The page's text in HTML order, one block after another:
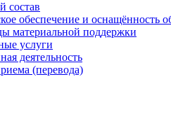
состав
обеспечение и оснащённость
материальной поддержки
услуги
деятельность
(перевода)